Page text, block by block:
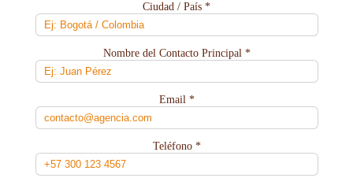
Ciudad / País *
Nombre del Contacto Principal *
Email *
Teléfono *